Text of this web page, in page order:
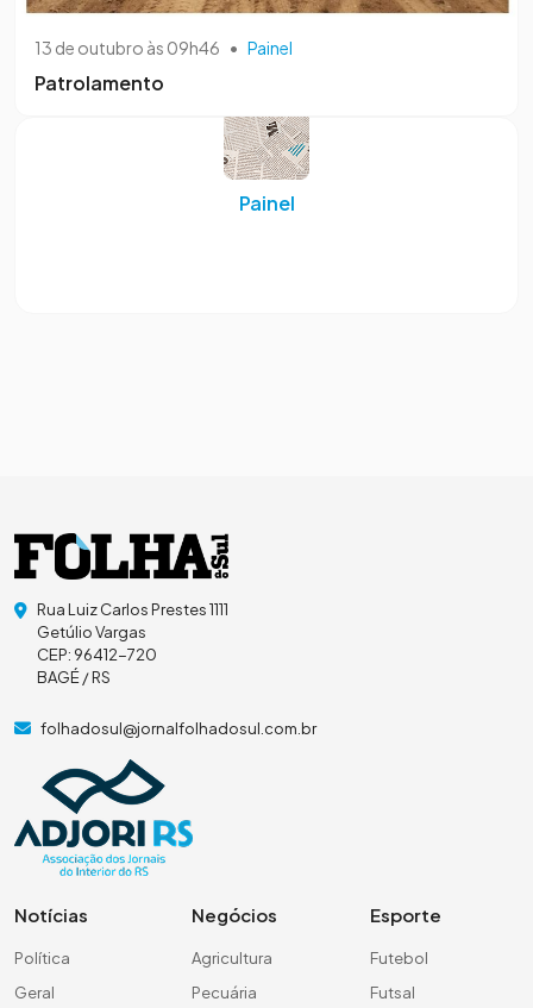
13 de outubro às 09h46 • Painel
Patrolamento
Painel
Rua Luiz Carlos Prestes 1111
Getúlio Vargas
CEP: 96412-720
BAGÉ / RS
folhadosul@jornalfolhadosul.com.br
Notícias
Política
Geral
Negócios
Agricultura
Pecuária
Esporte
Futebol
Futsal